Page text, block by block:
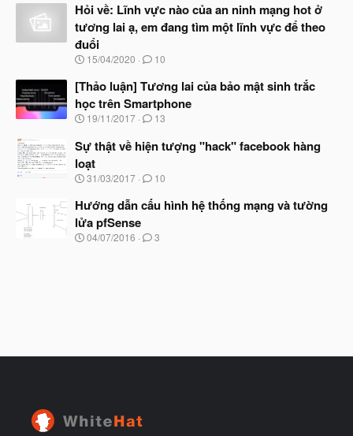
đ
ầ
u
à
b
ắ
t
ầ
u
Hỏi về: Lĩnh vực nào của an ninh mạng hot ở
tương lai ạ, em đang tìm một lĩnh vực để theo
đuổi
N
à
b
ắ
đ
ầ
u
15/04/2020 10
[Thảo luận] Tương lai của bảo mật sinh trắc
học trên Smartphone
N
à
y
b
ắ
đ
ầ
u
19/11/2017 13
Sự thật về hiện tượng "hack" facebook hàng
loạt
N
à
b
ắ
31/03/2017 10
Hướng dẫn cấu hình hệ thống mạng và tường
lửa pfSense
N
04/07/2016 3